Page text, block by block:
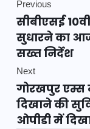
Previous
सीबीएसई
सुधारने का आज
सख्त निर्देश
Next
गोरखपुर एम्स
दिखाने की
ओपीडी में